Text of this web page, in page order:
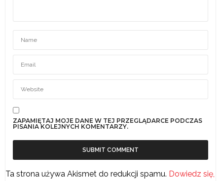
ZAPAMIĘTAJ MOJE DANE W TEJ PRZEGLĄDARCE PODCZAS
PISANIA KOLEJNYCH KOMENTARZY.
Ta strona używa Akismet do redukcji spamu. Dowiedz się,